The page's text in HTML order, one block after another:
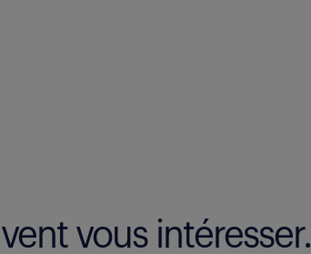
vous intéresser.